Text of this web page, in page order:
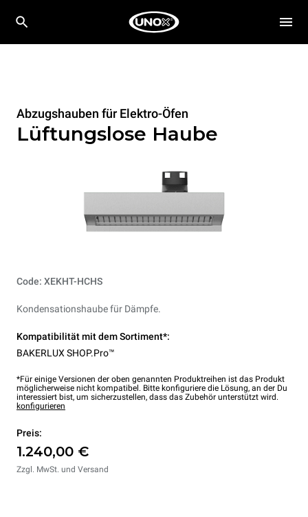
Abzugshauben für Elektro-Öfen
Lüftungslose Haube
Code: XEKHT-HCHS
Kondensationshaube für Dämpfe.
Kompatibilität mit dem Sortiment*:
BAKERLUX SHOP.Pro™
*Für einige Versionen der oben genannten Produktreihen ist das Produkt
möglicherweise nicht kompatibel. Bitte konfiguriere die Lösung, an der Du
interessiert bist, um sicherzustellen, dass das Zubehör unterstützt wird.
konfigurieren
Preis:
1.240,00 €
Zzgl. MwSt. und Versand